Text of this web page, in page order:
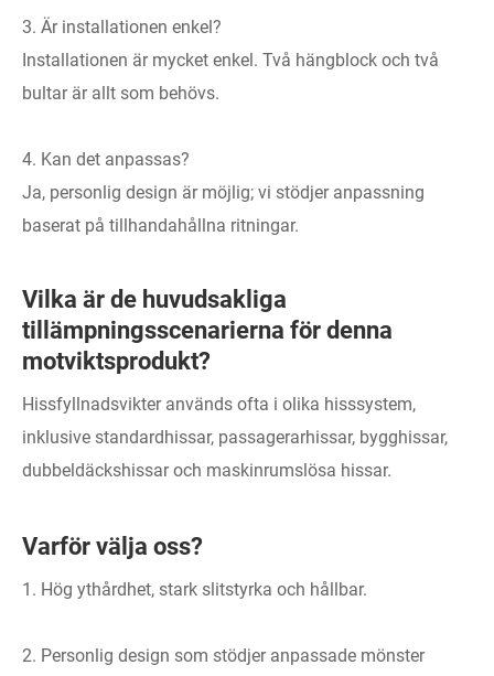
3. Är installationen enkel?
Installationen är mycket enkel. Två hängblock och två
bultar är allt som behövs.
4. Kan det anpassas?
Ja, personlig design är möjlig; vi stödjer anpassning
baserat på tillhandahållna ritningar.
Vilka är de huvudsakliga
tillämpningsscenarierna för denna
motviktsprodukt?
Hissfyllnadsvikter används ofta i olika hisssystem,
inklusive standardhissar, passagerarhissar, bygghissar,
dubbeldäckshissar och maskinrumslösa hissar.
Varför välja oss?
1. Hög ythårdhet, stark slitstyrka och hållbar.
2. Personlig design som stödjer anpassade mönster